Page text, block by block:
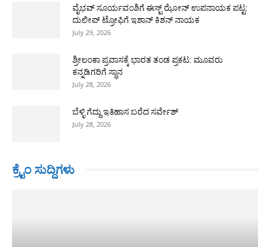
ವೈಭವ್ ಸೂರ್ಯವಂಶಿಗೆ ಈಸ್ಟ್ ಝೋನ್ ಉಪನಾಯಕ ಪಟ್ಟ:
ದುಲೀಪ್ ಟ್ರೋಫಿಗೆ ಇಶಾನ್ ಕಿಶನ್ ನಾಯಕ
July 29, 2026
ಶ್ರೀಲಂಕಾ ಪ್ರವಾಸಕ್ಕೆ ಭಾರತ ತಂಡ ಪ್ರಕಟ: ಮೂವರು
ಕನ್ನಡಿಗರಿಗೆ ಸ್ಥಾನ
July 28, 2026
ಬೆಳ್ಳಿ ಗೆದ್ದು ಇತಿಹಾಸ ಬರೆದ ಸರ್ವೇಶ್
July 28, 2026
ಕ್ರೈಂ ಸುದ್ದಿಗಳು